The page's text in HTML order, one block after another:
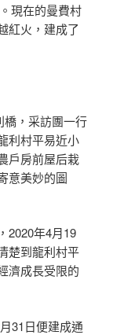
現在的曼費村
紅火，建成了
，采訪團一行
利村平易近小
戶房前屋后栽
意美妙的圖
2020年4月19
楚到龍利村平
濟成長受限的
31日便建成通